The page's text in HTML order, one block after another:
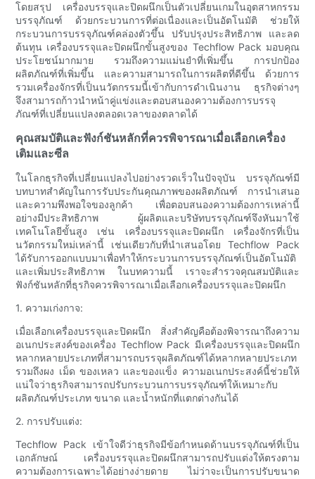
โดยสรุป เครื่องบรรจุและปิดผนึกเป็นตัวเปลี่ยนเกมในอุตสาหกรรม
บรรจุภัณฑ์ ด้วยกระบวนการที่ต่อเนื่องและเป็นอัตโนมัติ ช่วยให้
กระบวนการบรรจุภัณฑ์คล่องตัวขึ้น ปรับปรุงประสิทธิภาพ และลด
ต้นทุน เครื่องบรรจุและปิดผนึกขั้นสูงของ Techflow Pack มอบคุณ
ประโยชน์มากมาย รวมถึงความแม่นยำที่เพิ่มขึ้น การปกป้อง
ผลิตภัณฑ์ที่เพิ่มขึ้น และความสามารถในการผลิตที่ดีขึ้น ด้วยการ
รวมเครื่องจักรที่เป็นนวัตกรรมนี้เข้ากับการดำเนินงาน ธุรกิจต่างๆ
จึงสามารถก้าวนำหน้าคู่แข่งและตอบสนองความต้องการบรรจุ
ภัณฑ์ที่เปลี่ยนแปลงตลอดเวลาของตลาดได้
คุณสมบัติและฟังก์ชันหลักที่ควรพิจารณาเมื่อเลือกเครื่อง
เติมและซีล
ในโลกธุรกิจที่เปลี่ยนแปลงไปอย่างรวดเร็วในปัจจุบัน บรรจุภัณฑ์มี
บทบาทสำคัญในการรับประกันคุณภาพของผลิตภัณฑ์ การนำเสนอ
และความพึงพอใจของลูกค้า เพื่อตอบสนองความต้องการเหล่านี้
อย่างมีประสิทธิภาพ ผู้ผลิตและบริษัทบรรจุภัณฑ์จึงหันมาใช้
เทคโนโลยีขั้นสูง เช่น เครื่องบรรจุและปิดผนึก เครื่องจักรที่เป็น
นวัตกรรมใหม่เหล่านี้ เช่นเดียวกับที่นำเสนอโดย Techflow Pack
ได้รับการออกแบบมาเพื่อทำให้กระบวนการบรรจุภัณฑ์เป็นอัตโนมัติ
และเพิ่มประสิทธิภาพ ในบทความนี้ เราจะสำรวจคุณสมบัติและ
ฟังก์ชันหลักที่ธุรกิจควรพิจารณาเมื่อเลือกเครื่องบรรจุและปิดผนึก
1. ความเก่งกาจ:
เมื่อเลือกเครื่องบรรจุและปิดผนึก สิ่งสำคัญคือต้องพิจารณาถึงความ
อเนกประสงค์ของเครื่อง Techflow Pack มีเครื่องบรรจุและปิดผนึก
หลากหลายประเภทที่สามารถบรรจุผลิตภัณฑ์ได้หลากหลายประเภท
รวมถึงผง เม็ด ของเหลว และของแข็ง ความอเนกประสงค์นี้ช่วยให้
แน่ใจว่าธุรกิจสามารถปรับกระบวนการบรรจุภัณฑ์ให้เหมาะกับ
ผลิตภัณฑ์ประเภท ขนาด และน้ำหนักที่แตกต่างกันได้
2. การปรับแต่ง:
Techflow Pack เข้าใจดีว่าธุรกิจมีข้อกำหนดด้านบรรจุภัณฑ์ที่เป็น
เอกลักษณ์ เครื่องบรรจุและปิดผนึกสามารถปรับแต่งให้ตรงตาม
ความต้องการเฉพาะได้อย่างง่ายดาย ไม่ว่าจะเป็นการปรับขนาด